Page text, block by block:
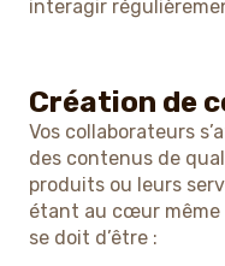
interagir
Création de
Vos collaborateurs
des contenus de
produits ou leurs
étant au cœur même
se doit d’être :